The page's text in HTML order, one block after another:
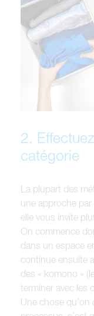
2.
catégorie
La plupart des
une approche par
elle vous invite
On commence
dans un espace
continue ensuite
des « komono »
terminer avec les
Une chose